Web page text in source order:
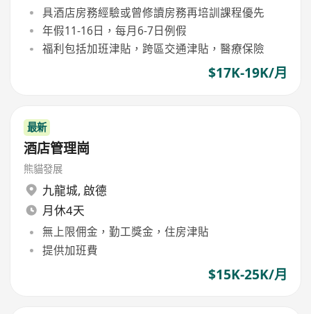
具酒店房務經驗或曾修讀房務再培訓課程優先
年假11-16日，每月6-7日例假
福利包括加班津貼，跨區交通津貼，醫療保險
$17K-19K/月
最新
酒店管理崗
熊貓發展
九龍城, 啟德
月休4天
無上限佣金，勤工獎金，住房津貼
提供加班費
$15K-25K/月